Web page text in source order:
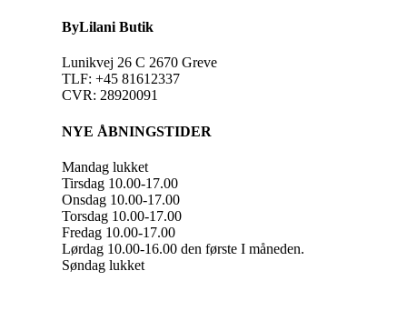
ByLilani Butik
Lunikvej 26 C 2670 Greve
TLF: +45 81612337
CVR: 28920091
NYE ÅBNINGSTIDER
Mandag lukket
Tirsdag 10.00-17.00
Onsdag 10.00-17.00
Torsdag 10.00-17.00
Fredag 10.00-17.00
Lørdag 10.00-16.00 den første I måneden.
Søndag lukket